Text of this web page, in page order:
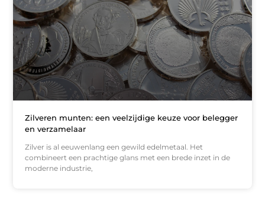
Zilveren munten: een veelzijdige keuze voor belegger
en verzamelaar
Zilver is al eeuwenlang een gewild edelmetaal. Het
combineert een prachtige glans met een brede inzet in de
moderne industrie,